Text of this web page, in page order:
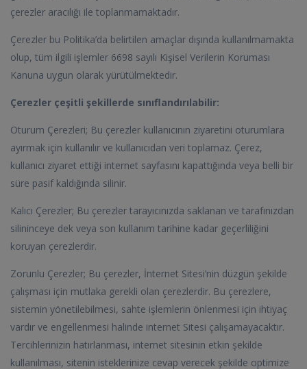
çerezler aracılığı ile toplanmamaktadır.
Çerezler bu Politika’da belirtilen amaçlar dışında kullanılmamakta
olup, tüm ilgili işlemler 6698 sayılı Kişisel Verilerin Koruması
Kanuna uygun olarak yürütülmektedir.
Çerezler çeşitli şekillerde sınıflandırılabilir:
Oturum Çerezleri; Bu çerezler kullanıcının ziyaretini oturumlara
ayırmak için kullanılır ve kullanıcıdan veri toplamaz. Çerez,
kullanıcı ziyaret ettiği internet sayfasını kapattığında veya belli bir
süre pasif kaldığında silinir.
Kalıcı Çerezler; Bu çerezler tarayıcınızda saklanan ve tarafınızdan
silininceye dek veya son kullanım tarihine kadar geçerliliğini
koruyan çerezlerdir.
Zorunlu Çerezler; Bu çerezler, İnternet Sitesi’nin düzgün şekilde
çalışması için mutlaka gerekli olan çerezlerdir. Bu çerezlere,
sistemin yönetilebilmesi, sahte işlemlerin önlenmesi için ihtiyaç
vardır ve engellenmesi halinde internet Sitesi çalışamayacaktır.
Tercihlerinizin hatırlanması, internet sitesinin etkin şekilde
kullanılması, sitenin isteklerinize cevap verecek şekilde optimize